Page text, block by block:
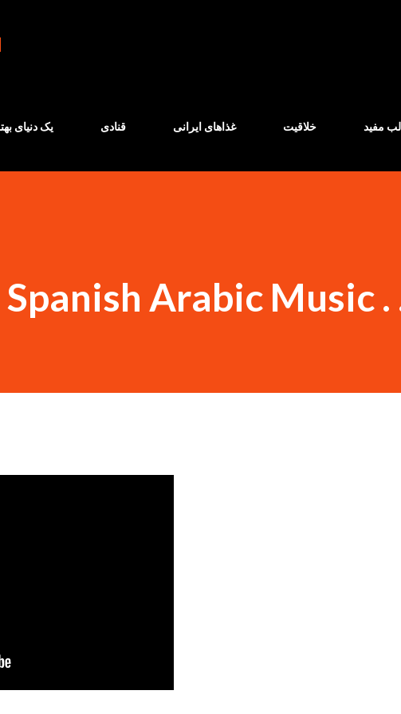
یک دنیای قنادی غذاهای ایرانی خلاقیت مفید
Arabic Music .